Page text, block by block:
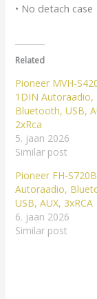
• No detach case
Related
Pioneer MVH-
1DIN Autoraadio,
Bluetooth, USB,
2xRca
5. jaan 2026
Similar post
Pioneer FH-
Autoraadio,
USB, AUX, 3xRCA
6. jaan 2026
Similar post